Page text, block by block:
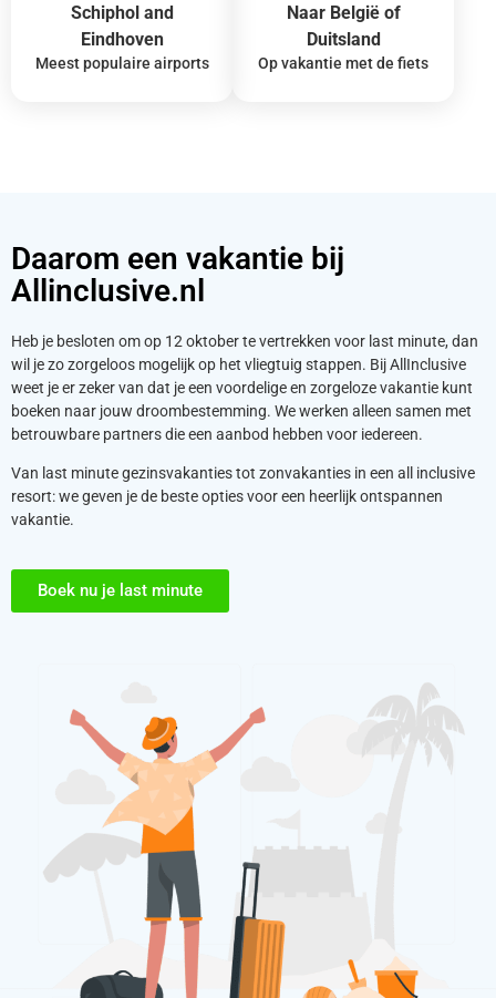
Schiphol and
Eindhoven
Meest populaire airports
Naar België of
Duitsland
Op vakantie met de fiets
Daarom een vakantie bij
Allinclusive.nl
Heb je besloten om op 12 oktober te vertrekken voor last minute, dan
wil je zo zorgeloos mogelijk op het vliegtuig stappen. Bij AllInclusive
weet je er zeker van dat je een voordelige en zorgeloze vakantie kunt
boeken naar jouw droombestemming. We werken alleen samen met
betrouwbare partners die een aanbod hebben voor iedereen.
Van last minute gezinsvakanties tot zonvakanties in een all inclusive
resort: we geven je de beste opties voor een heerlijk ontspannen
vakantie.
Boek nu je last minute